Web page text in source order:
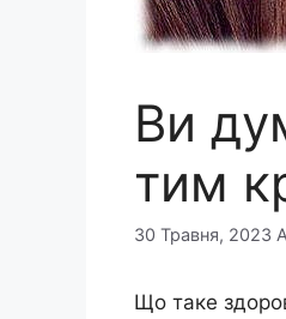
Ви
тим
30 Травня, 2023
Що таке